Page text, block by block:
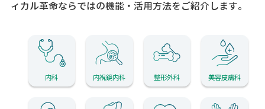
ィカル革命ならではの機能・活用方法をご紹介します。
内科 内視鏡内科 整形外科 美容皮膚科